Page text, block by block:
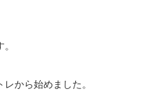
から始めました。